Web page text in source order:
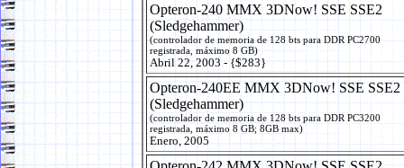
Opteron-240 MMX 3DNow! SSE SSE2
(Sledgehammer)
(controlador de memoria de 128 bts para DDR PC2700
registrada, máximo 8 GB)
Abril 22, 2003 - {$283}
Opteron-240EE MMX 3DNow! SSE SSE2
(Sledgehammer)
(controlador de memoria de 128 bts para DDR PC3200
registrada, máximo 8 GB; 8GB max)
Enero, 2005